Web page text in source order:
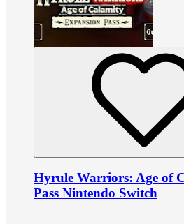
Hyrule Warriors: Age of
Pass Nintendo Switch